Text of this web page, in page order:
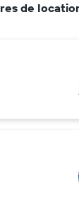
de